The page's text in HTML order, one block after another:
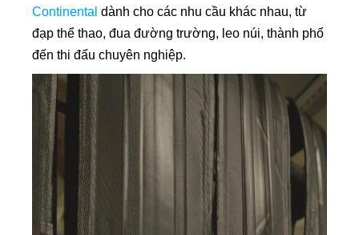
Continental dành cho các nhu cầu khác nhau, từ
đạp thể thao, đua đường trường, leo núi, thành phố
đến thi đấu chuyên nghiệp.